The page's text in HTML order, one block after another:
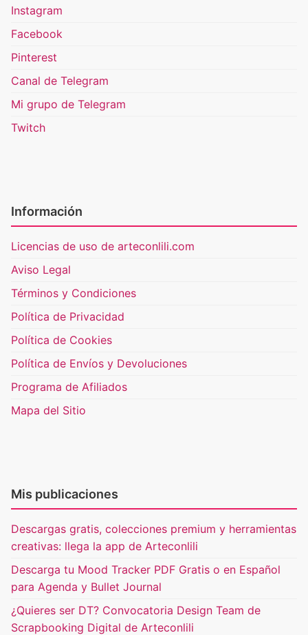
Instagram
Facebook
Pinterest
Canal de Telegram
Mi grupo de Telegram
Twitch
Información
Licencias de uso de arteconlili.com
Aviso Legal
Términos y Condiciones
Política de Privacidad
Política de Cookies
Política de Envíos y Devoluciones
Programa de Afiliados
Mapa del Sitio
Mis publicaciones
Descargas gratis, colecciones premium y herramientas
creativas: llega la app de Arteconlili
Descarga tu Mood Tracker PDF Gratis o en Español
para Agenda y Bullet Journal
¿Quieres ser DT? Convocatoria Design Team de
Scrapbooking Digital de Arteconlili